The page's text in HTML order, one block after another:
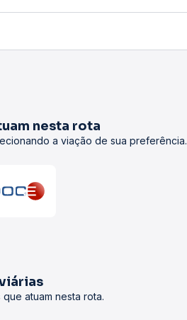
nesta rota
a viação de sua preferência.
atuam nesta rota.